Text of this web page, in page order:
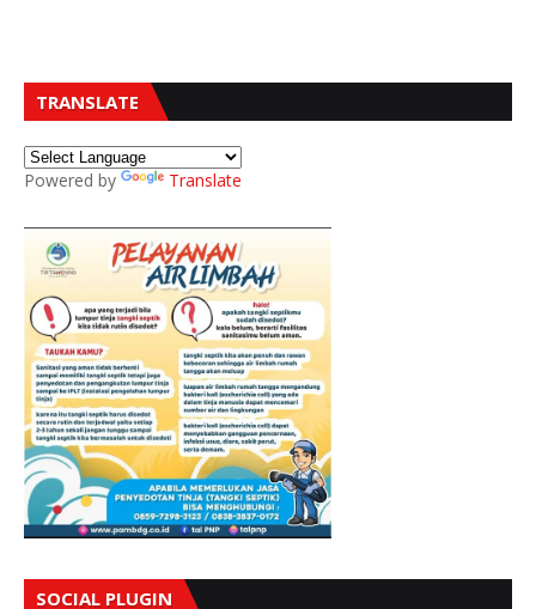
TRANSLATE
Powered by Translate
SOCIAL PLUGIN